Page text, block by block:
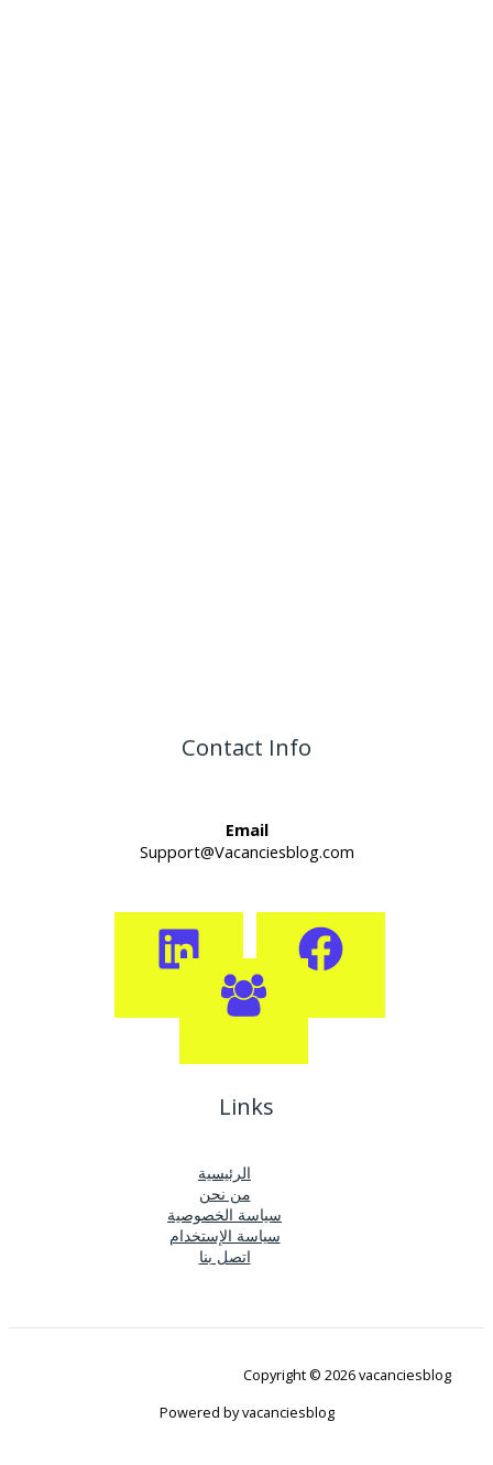
Contact Info
Email
Support@Vacanciesblog.com
Links
الرئيسية
من نحن
سياسة الخصوصية
سياسة الإستخدام
اتصل بنا
Copyright © 2026 vacanciesblog
Powered by vacanciesblog